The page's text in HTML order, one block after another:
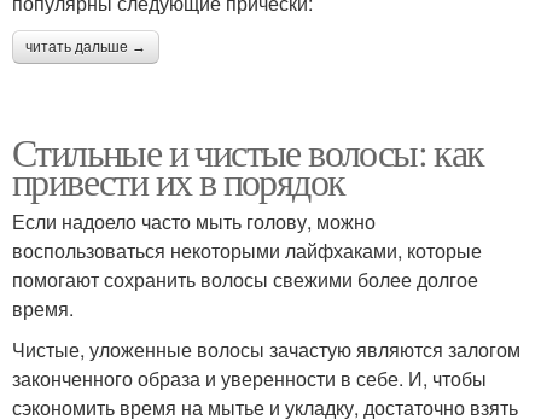
читать дальше →
Стильные и чистые волосы: как
привести их в порядок
Если надоело часто мыть голову, можно
воспользоваться некоторыми лайфхаками, которые
помогают сохранить волосы свежими более долгое
время.
Чистые, уложенные волосы зачастую являются залогом
законченного образа и уверенности в себе. И, чтобы
сэкономить время на мытье и укладку, достаточно взять